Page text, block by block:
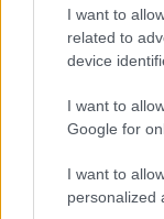
I want to
related to
device
I want to
Google for
I want to
personalized
Sziget,
Media
2008. 12. 19.|